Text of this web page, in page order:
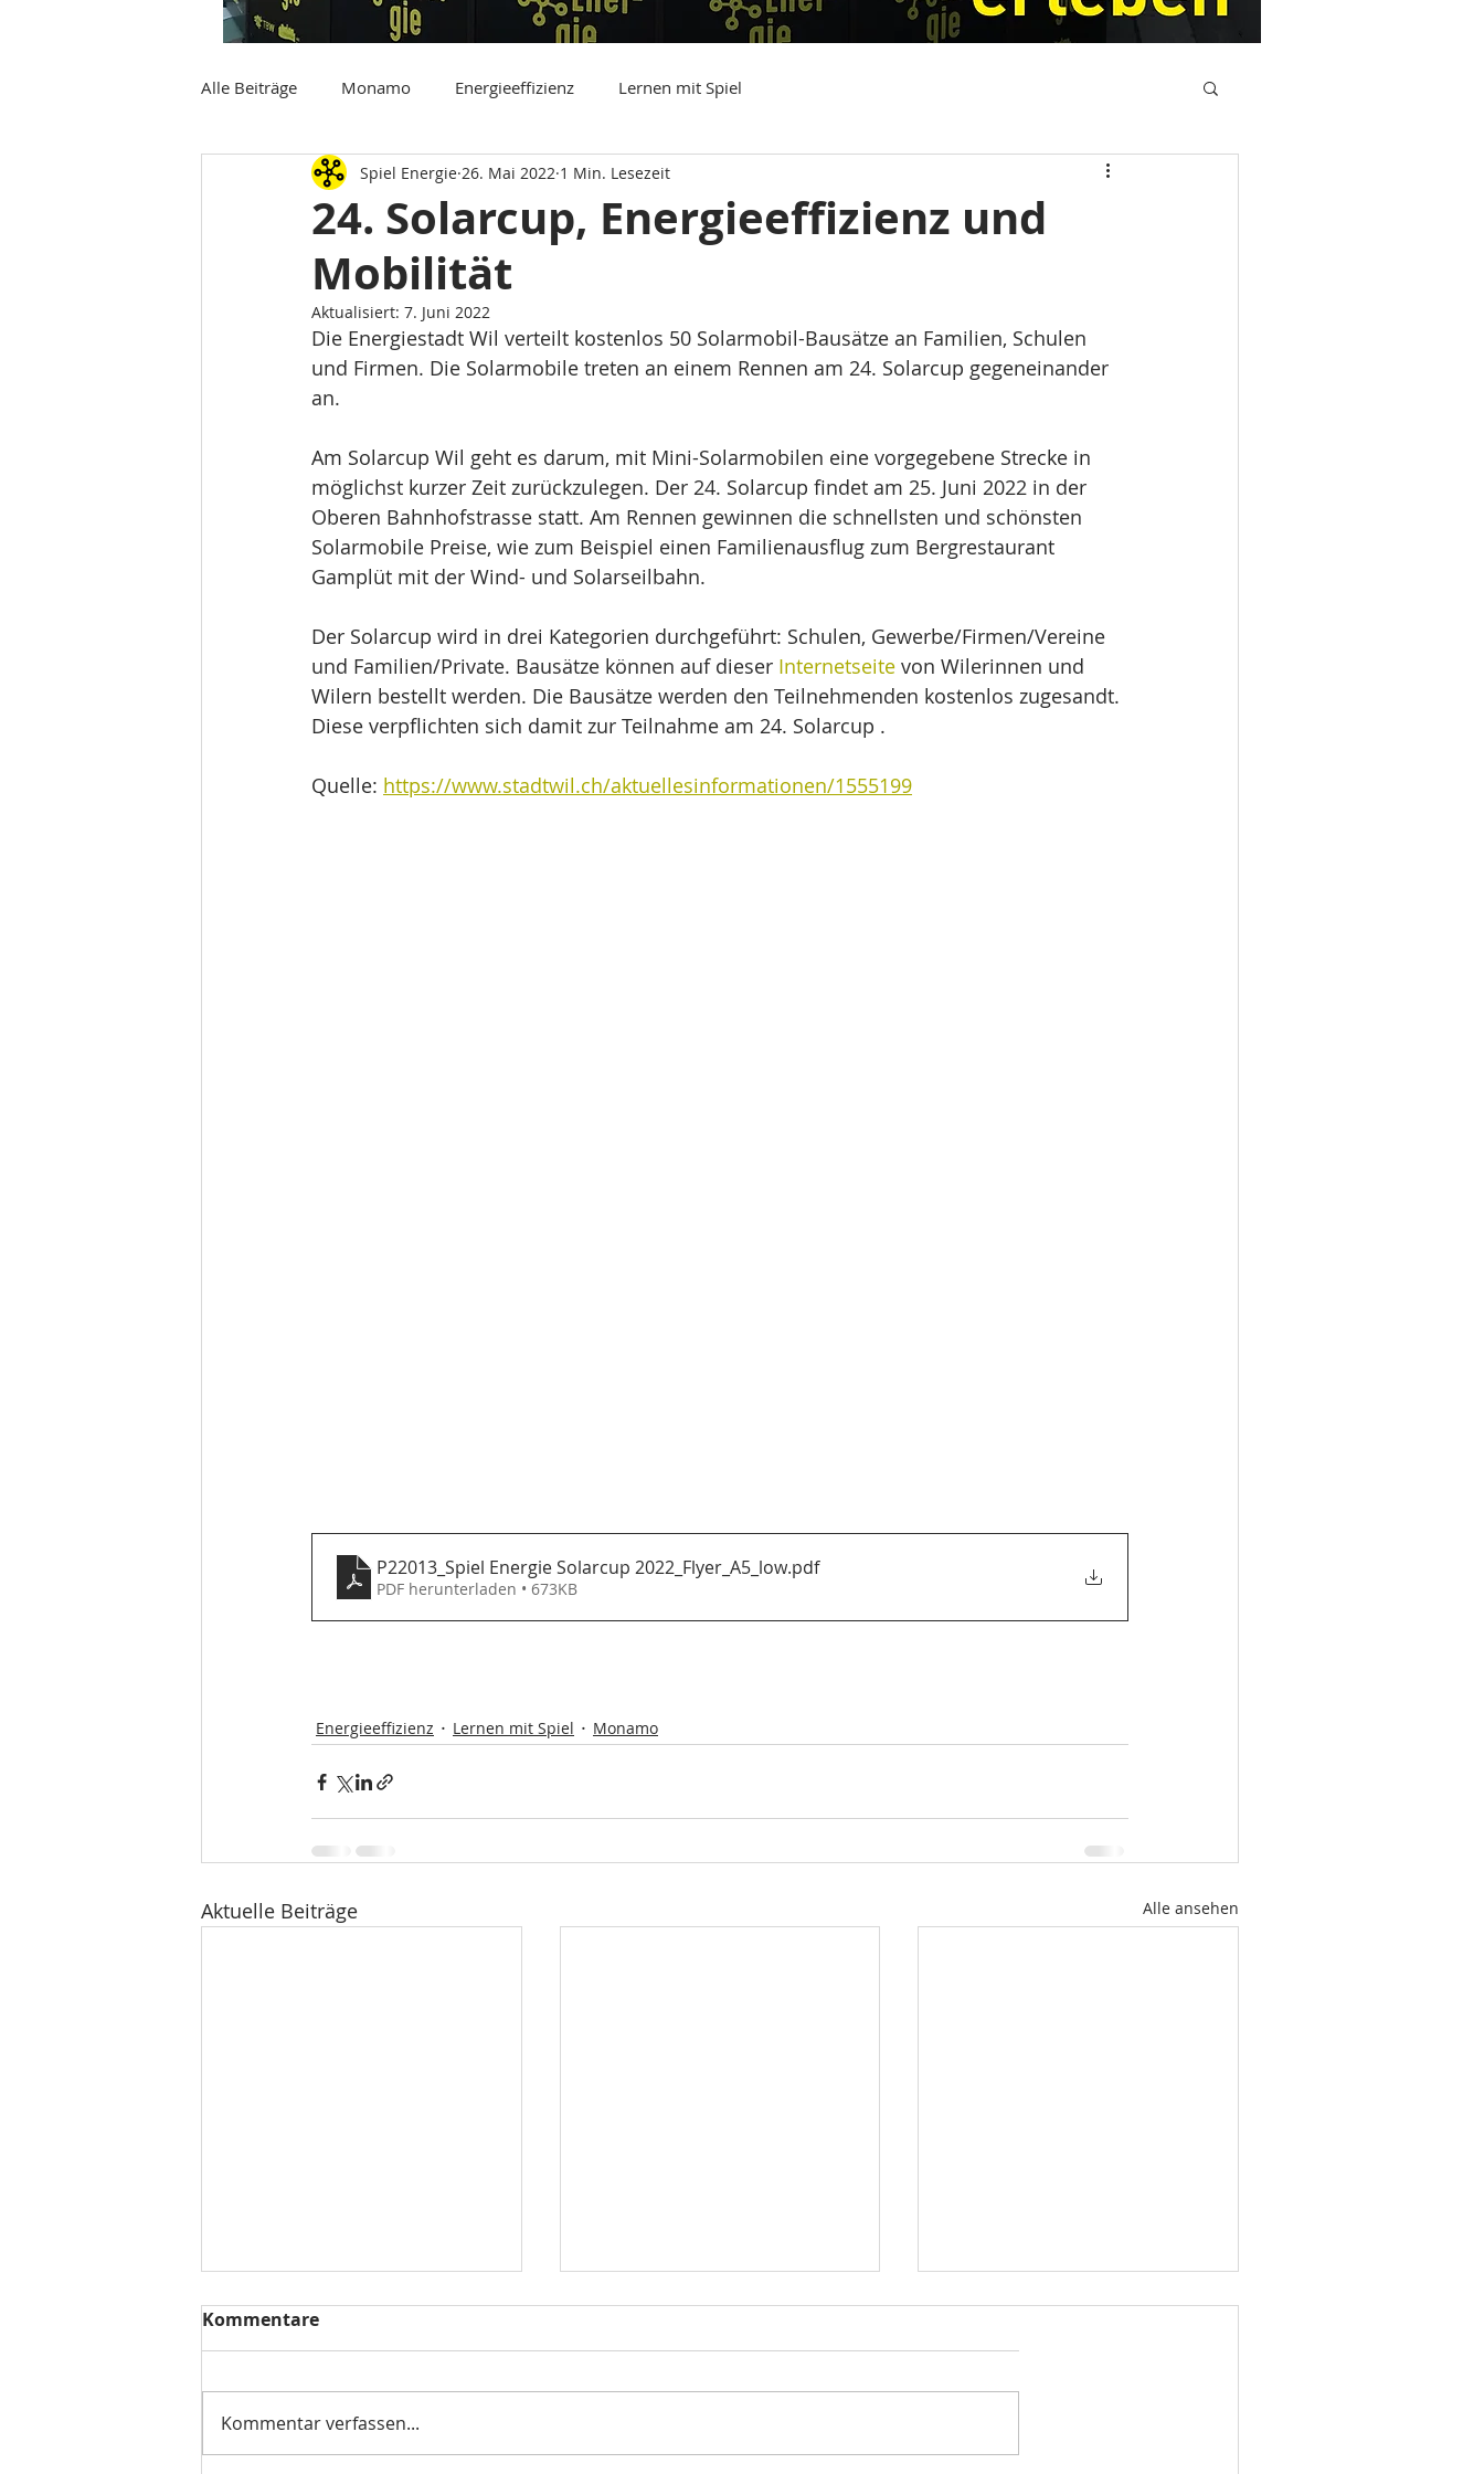
Alle Beiträge Monamo Energieeffizienz Lernen mit Spiel
24. Solarcup, Energieeffizienz und
Mobilität
Spiel Energie 26. Mai 2022 1 Min. Lesezeit
Aktualisiert: 7. Juni 2022
Die Energiestadt Wil verteilt kostenlos 50 Solarmobil-Bausätze an Familien, Schulen
und Firmen. Die Solarmobile treten an einem Rennen am 24. Solarcup gegeneinander
an.
Am Solarcup Wil geht es darum, mit Mini-Solarmobilen eine vorgegebene Strecke in
möglichst kurzer Zeit zurückzulegen. Der 24. Solarcup findet am 25. Juni 2022 in der
Oberen Bahnhofstrasse statt. Am Rennen gewinnen die schnellsten und schönsten
Solarmobile Preise, wie zum Beispiel einen Familienausflug zum Bergrestaurant
Gamplüt mit der Wind- und Solarseilbahn.
Der Solarcup wird in drei Kategorien durchgeführt: Schulen, Gewerbe/Firmen/Vereine
und Familien/Private. Bausätze können auf dieser Internetseite von Wilerinnen und
Wilern bestellt werden. Die Bausätze werden den Teilnehmenden kostenlos zugesandt.
Diese verpflichten sich damit zur Teilnahme am 24. Solarcup .
Quelle: https://www.stadtwil.ch/aktuellesinformationen/1555199
P22013_Spiel Energie Solarcup 2022_Flyer_A5_low.pdf
PDF herunterladen • 673KB
Energieeffizienz Lernen mit Spiel Monamo
Aktuelle Beiträge Alle ansehen
Kommentare
Kommentar verfassen...